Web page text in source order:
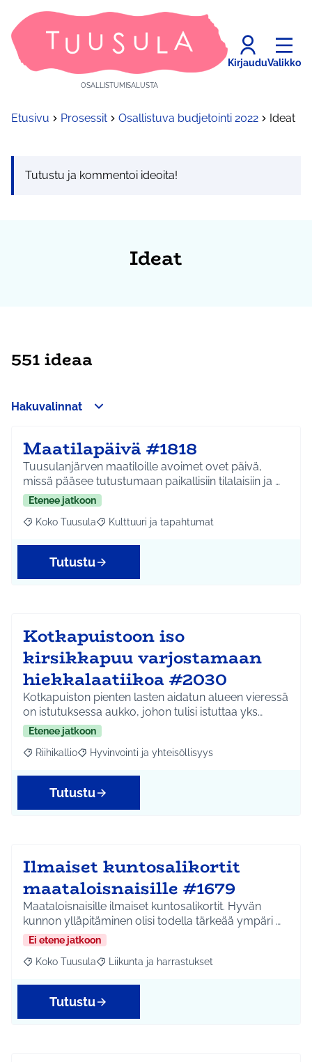
OSALLISTUMISALUSTA
KirjauduValikko
Etusivu Prosessit Osallistuva budjetointi 2022 Ideat
Tutustu ja kommentoi ideoita!
Ideat
551 ideaa
Hakuvalinnat
Maatilapäivä #1818
Tuusulanjärven maatiloille avoimet ovet päivä,
missä pääsee tutustumaan paikallisiin tilalaisiin ja …
Etenee jatkoon
Rajaa tulokset aihepiirin mukaan: Koko Tuusula
Koko Tuusula Rajaa tulokset teeman mukaan: Kulttuuri ja
Kulttuuri ja tapahtumat
Tutustu
Kotkapuistoon iso
kirsikkapuu varjostamaan
hiekkalaatiikoa #2030
Kotkapuiston pienten lasten aidatun alueen vieressä
on istutuksessa aukko, johon tulisi istuttaa yks…
Etenee jatkoon
Rajaa tulokset aihepiirin mukaan: Riihikallio
Riihikallio Rajaa tulokset teeman mukaan: Hyvinvointi ja
Hyvinvointi ja yhteisöllisyys
Tutustu
Ilmaiset kuntosalikortit
maataloisnaisille #1679
Maataloisnaisille ilmaiset kuntosalikortit. Hyvän
kunnon ylläpitäminen olisi todella tärkeää ympäri …
Ei etene jatkoon
Rajaa tulokset aihepiirin mukaan: Koko Tuusula
Koko Tuusula Rajaa tulokset teeman mukaan: Liikunta ja
Liikunta ja harrastukset
Tutustu